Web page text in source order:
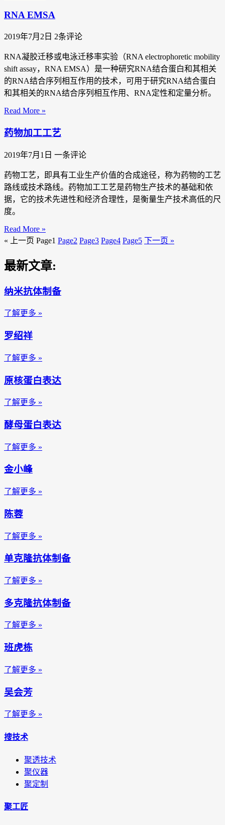
RNA EMSA
2019年7月2日 2条评论
RNA凝胶迁移或电泳迁移率实验（RNA electrophoretic mobility
shift assay，RNA EMSA）是一种研究RNA结合蛋白和其相关
的RNA结合序列相互作用的技术，可用于研究RNA结合蛋白
和其相关的RNA结合序列相互作用、RNA定性和定量分析。
Read More »
药物加工工艺
2019年7月1日 一条评论
药物工艺，即具有工业生产价值的合成途径，称为药物的工艺
路线或技术路线。药物加工工艺是药物生产技术的基础和依
据，它的技术先进性和经济合理性，是衡量生产技术高低的尺
度。
Read More »
« 上一页 Page1 Page2 Page3 Page4 Page5 下一页 »
最新文章:
纳米抗体制备
了解更多 »
罗绍祥
了解更多 »
原核蛋白表达
了解更多 »
酵母蛋白表达
了解更多 »
金小峰
了解更多 »
陈蓉
了解更多 »
单克隆抗体制备
了解更多 »
多克隆抗体制备
了解更多 »
班虎栋
了解更多 »
吴会芳
了解更多 »
搜技术
聚透技术
聚仪器
聚定制
聚工匠